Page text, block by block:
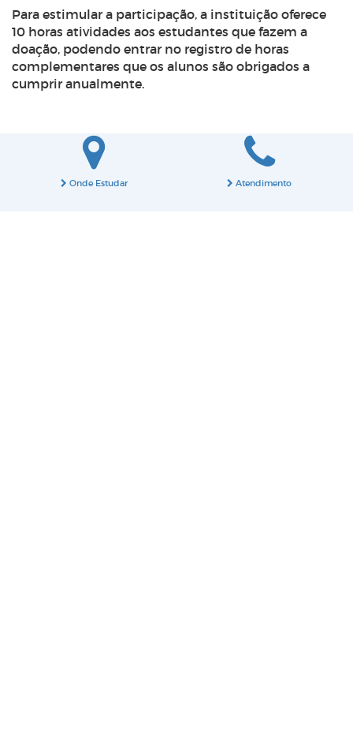
Para estimular a participação, a instituição oferece
10 horas atividades aos estudantes que fazem a
doação, podendo entrar no registro de horas
complementares que os alunos são obrigados a
cumprir anualmente.
Onde Estudar Atendimento